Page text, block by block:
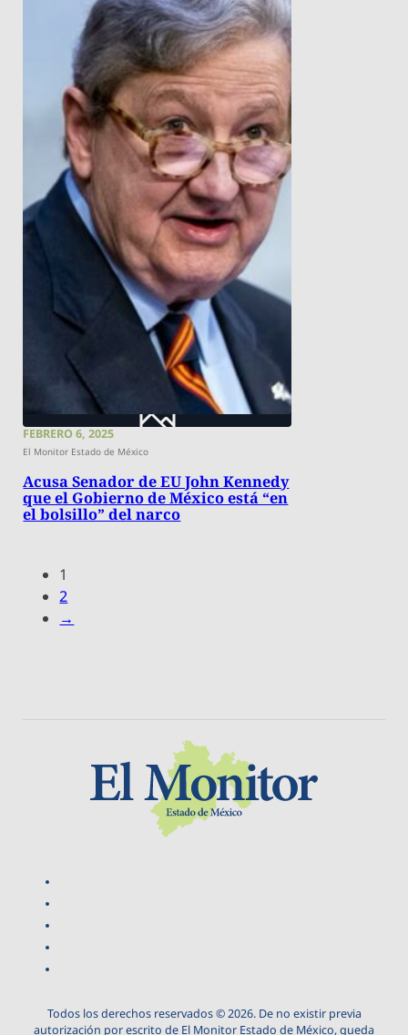
FEBRERO 6, 2025
El Monitor Estado de México
Acusa Senador de EU John Kennedy
que el Gobierno de México está “en
el bolsillo” del narco
1
2
→
Todos los derechos reservados © 2026. De no existir previa
autorización por escrito de El Monitor Estado de México, queda